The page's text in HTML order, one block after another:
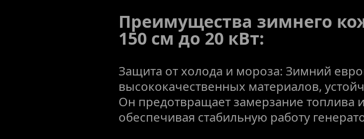
Преимущества зимнего
150 см до 20 кВт:
Защита от холода и мороза: Зимний
высококачественных материалов,
Он предотвращает замерзание
обеспечивая стабильную работу